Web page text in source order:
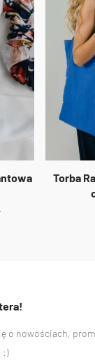
Torba
o nowościach,
:)